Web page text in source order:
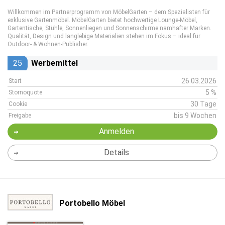
Willkommen im Partnerprogramm von MöbelGarten – dem Spezialisten für
exklusive Gartenmöbel. MöbelGarten bietet hochwertige Lounge‑Möbel,
Gartentische, Stühle, Sonnenliegen und Sonnenschirme namhafter Marken.
Qualität, Design und langlebige Materialien stehen im Fokus – ideal für
Outdoor‑ & Wohnen‑Publisher.
25 Werbemittel
Start 26.03.2026
Stornoquote 5 %
Cookie 30 Tage
Freigabe bis 9 Wochen
Anmelden
Details
Portobello Möbel